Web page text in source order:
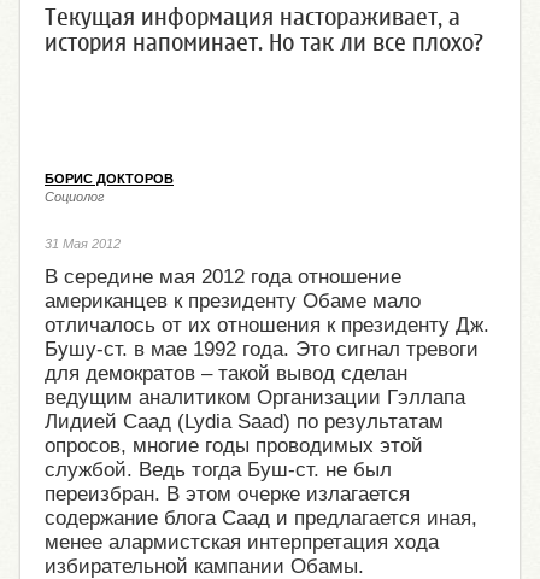
Текущая информация настораживает, а
история напоминает. Но так ли все плохо?
БОРИС ДОКТОРОВ
Социолог
31 Мая 2012
В середине мая 2012 года отношение
американцев к президенту Обаме мало
отличалось от их отношения к президенту Дж.
Бушу-ст. в мае 1992 года. Это сигнал тревоги
для демократов – такой вывод сделан
ведущим аналитиком Организации Гэллапа
Лидией Саад (Lydia Saad) по результатам
опросов, многие годы проводимых этой
службой. Ведь тогда Буш-ст. не был
переизбран. В этом очерке излагается
содержание блога Саад и предлагается иная,
менее алармистская интерпретация хода
избирательной кампании Обамы.